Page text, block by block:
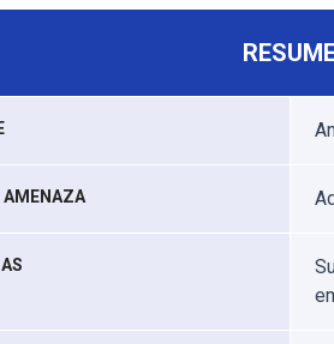
AMENAZA